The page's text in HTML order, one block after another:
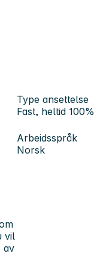
Type ansettelse
Fast, heltid 100%
Arbeidsspråk
Norsk
vil
av